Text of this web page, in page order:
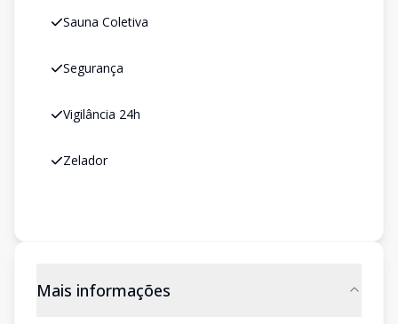
Sauna Coletiva
Segurança
Vigilância 24h
Zelador
Mais informações